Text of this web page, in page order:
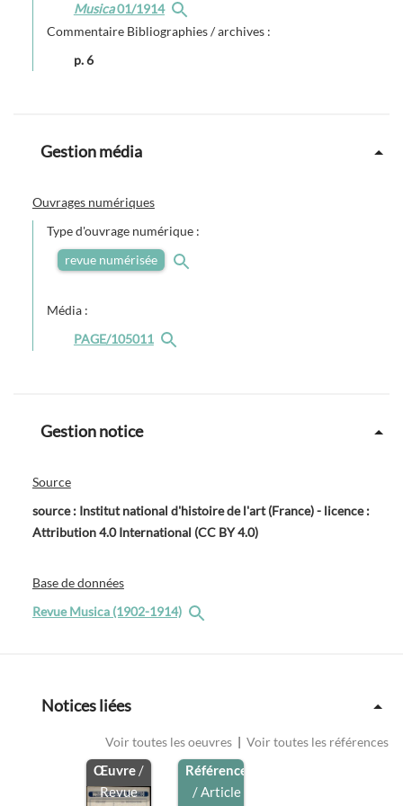
Musica01/1914
Commentaire Bibliographies / archives :
p. 6
Gestion média
Ouvrages numériques
Type d'ouvrage numérique :
revue numérisée
Média :
PAGE/105011
Gestion notice
Source
source : Institut national d'histoire de l'art (France) - licence :
Attribution 4.0 International (CC BY 4.0)
Base de données
Revue Musica (1902-1914)
Notices liées
Voir toutes les oeuvres | Voir toutes les références
Œuvre /
Revue
Référence
/ Article